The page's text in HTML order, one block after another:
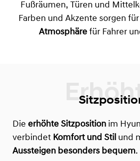
Fußräumen, Türen und
Farben und Akzente sorgen
Atmosphärefür Fahrer
Die erhöhte Sitzposition im
verbindet Komfort und Stil und
Aussteigen besonders bequem.